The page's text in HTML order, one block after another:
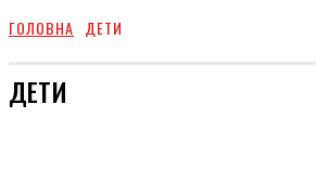
ГОЛОВНА ДЕТИ
ДЕТИ